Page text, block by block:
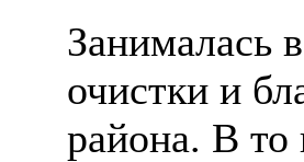
Занималась
очистки и
района. В